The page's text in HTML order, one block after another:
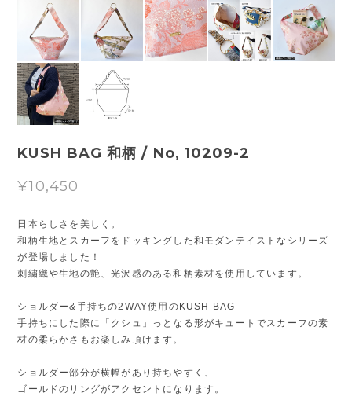
KUSH BAG 和柄 / No, 10209-2
¥10,450
日本らしさを美しく。
和柄生地とスカーフをドッキングした和モダンテイストなシリーズ
が登場しました！
刺繍織や生地の艶、光沢感のある和柄素材を使用しています。
ショルダー&手持ちの2WAY使用のKUSH BAG
手持ちにした際に「クシュ」っとなる形がキュートでスカーフの素
材の柔らかさもお楽しみ頂けます。
ショルダー部分が横幅があり持ちやすく、
ゴールドのリングがアクセントになります。